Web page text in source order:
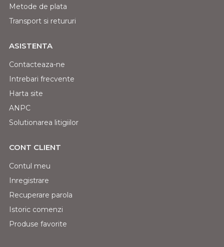
Metode de plata
Transport si retururi
ASISTENTA
Contacteaza-ne
Intrebari frecvente
Harta site
ANPC
Solutionarea litigiilor
CONT CLIENT
Contul meu
Inregistrare
Recuperare parola
Istoric comenzi
Produse favorite